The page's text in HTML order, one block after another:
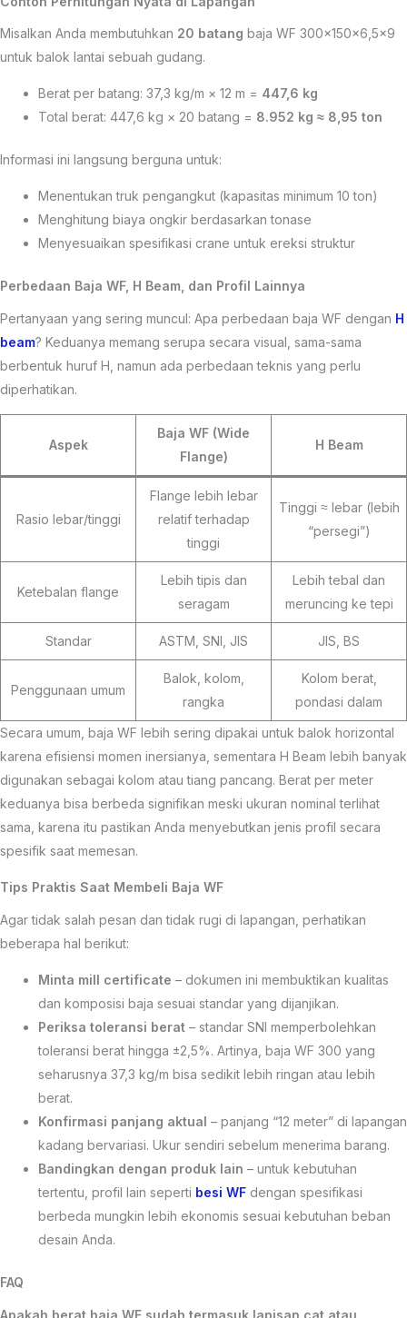
Misalkan Anda membutuhkan 20 batang baja WF 300×150×6,5×9
untuk balok lantai sebuah gudang.
Berat per batang: 37,3 kg/m × 12 m = 447,6 kg
Total berat: 447,6 kg × 20 batang = 8.952 kg ≈ 8,95 ton
Informasi ini langsung berguna untuk:
Menentukan truk pengangkut (kapasitas minimum 10 ton)
Menghitung biaya ongkir berdasarkan tonase
Menyesuaikan spesifikasi crane untuk ereksi struktur
Perbedaan Baja WF, H Beam, dan Profil Lainnya
Pertanyaan yang sering muncul: Apa perbedaan baja WF dengan H
beam? Keduanya memang serupa secara visual, sama-sama
berbentuk huruf H, namun ada perbedaan teknis yang perlu
diperhatikan.
Aspek
Baja WF (Wide
Flange)
H Beam
Rasio lebar/tinggi
Flange lebih lebar
relatif terhadap
tinggi
Tinggi ≈ lebar (lebih
“persegi”)
Ketebalan flange
Lebih tipis dan
seragam
Lebih tebal dan
meruncing ke tepi
Standar ASTM, SNI, JIS JIS, BS
Penggunaan umum
Balok, kolom,
rangka
Kolom berat,
pondasi dalam
Secara umum, baja WF lebih sering dipakai untuk balok horizontal
karena efisiensi momen inersianya, sementara H Beam lebih banyak
digunakan sebagai kolom atau tiang pancang. Berat per meter
keduanya bisa berbeda signifikan meski ukuran nominal terlihat
sama, karena itu pastikan Anda menyebutkan jenis profil secara
spesifik saat memesan.
Tips Praktis Saat Membeli Baja WF
Agar tidak salah pesan dan tidak rugi di lapangan, perhatikan
beberapa hal berikut:
Minta mill certificate – dokumen ini membuktikan kualitas
dan komposisi baja sesuai standar yang dijanjikan.
Periksa toleransi berat – standar SNI memperbolehkan
toleransi berat hingga ±2,5%. Artinya, baja WF 300 yang
seharusnya 37,3 kg/m bisa sedikit lebih ringan atau lebih
berat.
Konfirmasi panjang aktual – panjang “12 meter” di lapangan
kadang bervariasi. Ukur sendiri sebelum menerima barang.
Bandingkan dengan produk lain – untuk kebutuhan
tertentu, profil lain seperti besi WF dengan spesifikasi
berbeda mungkin lebih ekonomis sesuai kebutuhan beban
desain Anda.
FAQ
Apakah berat baja WF sudah termasuk lapisan cat atau